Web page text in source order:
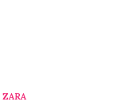
ZARA